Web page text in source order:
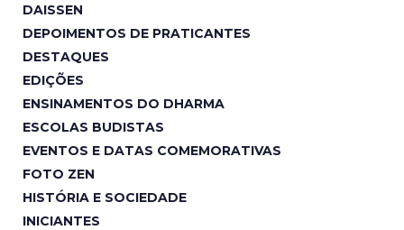
DAISSEN
DEPOIMENTOS DE PRATICANTES
DESTAQUES
EDIÇÕES
ENSINAMENTOS DO DHARMA
ESCOLAS BUDISTAS
EVENTOS E DATAS COMEMORATIVAS
FOTO ZEN
HISTÓRIA E SOCIEDADE
INICIANTES